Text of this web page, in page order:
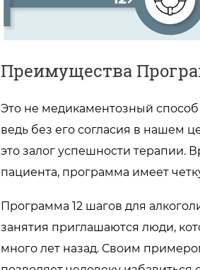
Преимущества
Это не медикаментозный
ведь без его согласия в нашем
это залог успешности терапии.
пациента, программа имеет
Программа 12 шагов для
занятия приглашаются люди,
много лет назад. Своим